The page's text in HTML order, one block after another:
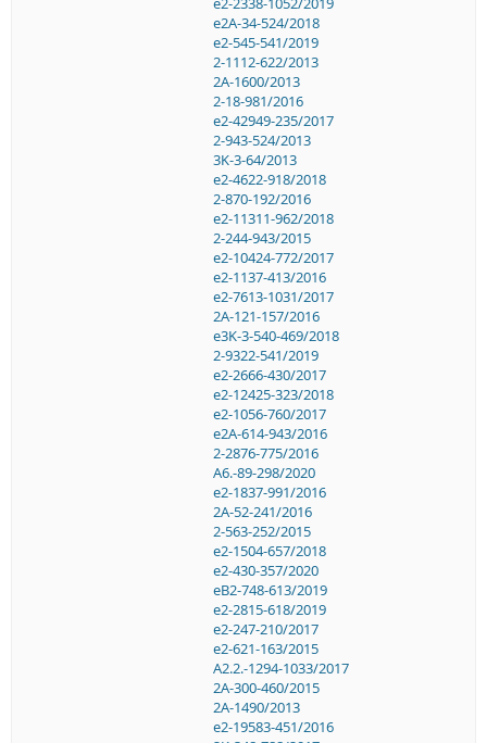
e2A-34-524/2018
e2-545-541/2019
2-1112-622/2013
2A-1600/2013
2-18-981/2016
e2-42949-235/2017
2-943-524/2013
3K-3-64/2013
e2-4622-918/2018
2-870-192/2016
e2-11311-962/2018
2-244-943/2015
e2-10424-772/2017
e2-1137-413/2016
e2-7613-1031/2017
2A-121-157/2016
e3K-3-540-469/2018
2-9322-541/2019
e2-2666-430/2017
e2-12425-323/2018
e2-1056-760/2017
e2A-614-943/2016
2-2876-775/2016
A6.-89-298/2020
e2-1837-991/2016
2A-52-241/2016
2-563-252/2015
e2-1504-657/2018
e2-430-357/2020
eB2-748-613/2019
e2-2815-618/2019
e2-247-210/2017
e2-621-163/2015
A2.2.-1294-1033/2017
2A-300-460/2015
2A-1490/2013
e2-19583-451/2016